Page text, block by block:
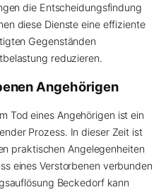
die Entscheidungsfindung
diese Dienste eine effiziente
Gegenständen
reduzieren.
Angehörigen
Tod eines Angehörigen ist ein
Prozess. In dieser Zeit ist
praktischen Angelegenheiten
eines Verstorbenen verbunden
Beckedorf kann